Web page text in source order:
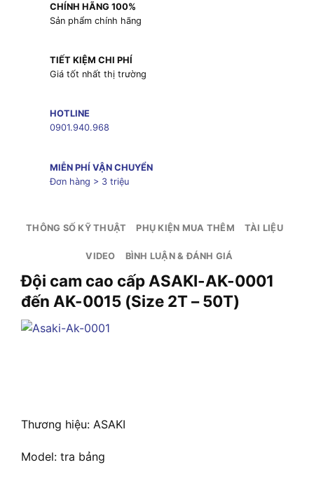
CHÍNH HÃNG 100%
Sản phẩm chính hãng
TIẾT KIỆM CHI PHÍ
Giá tốt nhất thị trường
HOTLINE
0901.940.968
MIỄN PHÍ VẬN CHUYỂN
Đơn hàng > 3 triệu
THÔNG SỐ KỸ THUẬT PHỤ KIỆN MUA THÊM TÀI LIỆU
VIDEO BÌNH LUẬN & ĐÁNH GIÁ
Đội cam cao cấp ASAKI-AK-0001
đến AK-0015 (Size 2T – 50T)
Thương hiệu: ASAKI
Model: tra bảng